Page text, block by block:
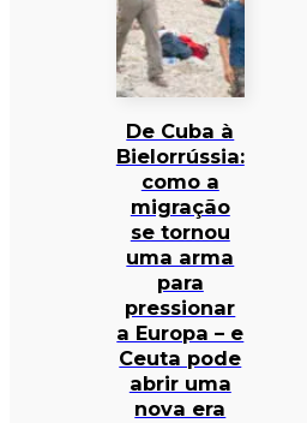
De Cuba à
Bielorrússia:
como a
migração
se tornou
uma arma
para
pressionar
a Europa – e
Ceuta pode
abrir uma
nova era